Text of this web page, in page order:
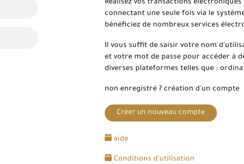
Réalisez vos transactions
connectant une seule fois via le
bénéficiez de nombreux services
Il vous suffit de saisir votre nom
et votre mot de passe pour accéder à
diverses plateformes telles que :
non enregistré ? création d'un compte
Créer un nouveau compte
aide
Conditions d'utilisation